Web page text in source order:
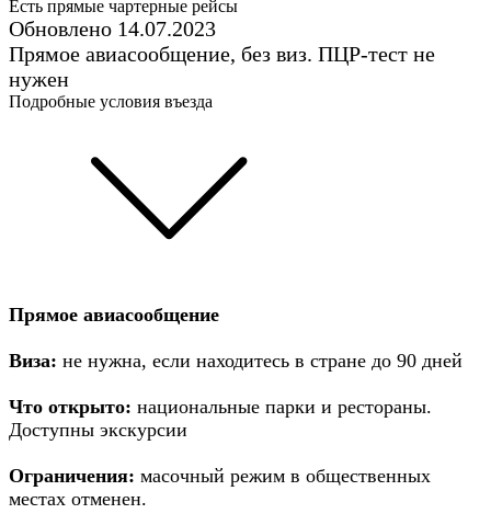
Есть прямые чартерные рейсы
Обновлено 14.07.2023
Прямое авиасообщение, без виз. ПЦР-тест не
нужен
Подробные условия въезда
Прямое авиасообщение
Виза: не нужна, если находитесь в стране до 90 дней
Что открыто: национальные парки и рестораны.
Доступны экскурсии
Ограничения: масочный режим в общественных
местах отменен.